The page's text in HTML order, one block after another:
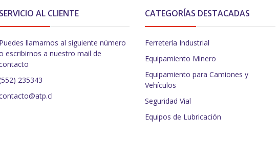
SERVICIO AL CLIENTE
Puedes llamarnos al siguiente número
escribirnos a nuestro mail de
235343
CATEGORÍAS DESTACADAS
Ferretería Industrial
Equipamiento Minero
Equipamiento para Camiones y
Vehículos
Seguridad Vial
Equipos de Lubricación